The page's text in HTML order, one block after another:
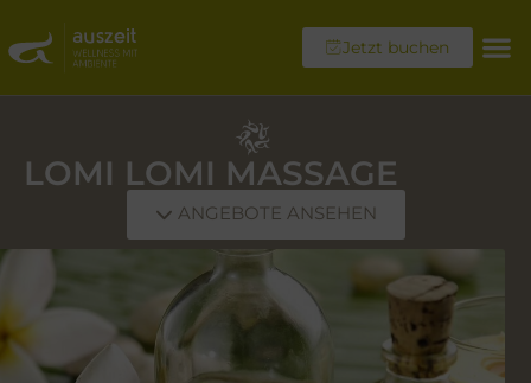
Jetzt buchen
LOMI LOMI MASSAGE
ANGEBOTE ANSEHEN